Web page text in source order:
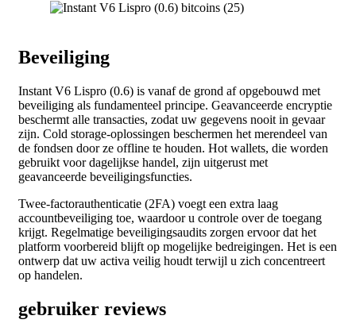
Beveiliging
Instant V6 Lispro (0.6) is vanaf de grond af opgebouwd met
beveiliging als fundamenteel principe. Geavanceerde encryptie
beschermt alle transacties, zodat uw gegevens nooit in gevaar
zijn. Cold storage-oplossingen beschermen het merendeel van
de fondsen door ze offline te houden. Hot wallets, die worden
gebruikt voor dagelijkse handel, zijn uitgerust met
geavanceerde beveiligingsfuncties.
Twee-factorauthenticatie (2FA) voegt een extra laag
accountbeveiliging toe, waardoor u controle over de toegang
krijgt. Regelmatige beveiligingsaudits zorgen ervoor dat het
platform voorbereid blijft op mogelijke bedreigingen. Het is een
ontwerp dat uw activa veilig houdt terwijl u zich concentreert
op handelen.
gebruiker reviews